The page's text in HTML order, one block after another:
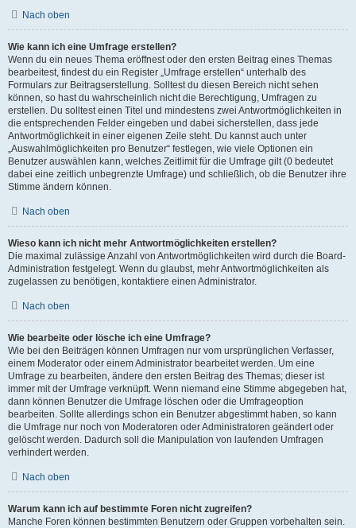
Nach oben
Wie kann ich eine Umfrage erstellen?
Wenn du ein neues Thema eröffnest oder den ersten Beitrag eines Themas
bearbeitest, findest du ein Register „Umfrage erstellen“ unterhalb des
Formulars zur Beitragserstellung. Solltest du diesen Bereich nicht sehen
können, so hast du wahrscheinlich nicht die Berechtigung, Umfragen zu
erstellen. Du solltest einen Titel und mindestens zwei Antwortmöglichkeiten in
die entsprechenden Felder eingeben und dabei sicherstellen, dass jede
Antwortmöglichkeit in einer eigenen Zeile steht. Du kannst auch unter
„Auswahlmöglichkeiten pro Benutzer“ festlegen, wie viele Optionen ein
Benutzer auswählen kann, welches Zeitlimit für die Umfrage gilt (0 bedeutet
dabei eine zeitlich unbegrenzte Umfrage) und schließlich, ob die Benutzer ihre
Stimme ändern können.
Nach oben
Wieso kann ich nicht mehr Antwortmöglichkeiten erstellen?
Die maximal zulässige Anzahl von Antwortmöglichkeiten wird durch die Board-
Administration festgelegt. Wenn du glaubst, mehr Antwortmöglichkeiten als
zugelassen zu benötigen, kontaktiere einen Administrator.
Nach oben
Wie bearbeite oder lösche ich eine Umfrage?
Wie bei den Beiträgen können Umfragen nur vom ursprünglichen Verfasser,
einem Moderator oder einem Administrator bearbeitet werden. Um eine
Umfrage zu bearbeiten, ändere den ersten Beitrag des Themas; dieser ist
immer mit der Umfrage verknüpft. Wenn niemand eine Stimme abgegeben hat,
dann können Benutzer die Umfrage löschen oder die Umfrageoption
bearbeiten. Sollte allerdings schon ein Benutzer abgestimmt haben, so kann
die Umfrage nur noch von Moderatoren oder Administratoren geändert oder
gelöscht werden. Dadurch soll die Manipulation von laufenden Umfragen
verhindert werden.
Nach oben
Warum kann ich auf bestimmte Foren nicht zugreifen?
Manche Foren können bestimmten Benutzern oder Gruppen vorbehalten sein.